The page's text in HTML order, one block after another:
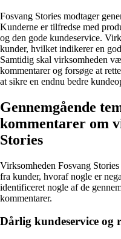
Fosvang Stories modtager
Kunderne er tilfredse med
og den gode kundeservice.
kunder, hvilket indikerer en
Samtidig skal virksomheden
kommentarer og forsøge at
at sikre en endnu bedre
Gennemgående
kommentarer om
Stories
Virksomheden Fosvang
fra kunder, hvoraf nogle er
identificeret nogle af de
kommentarer.
Dårlig kundeservice og